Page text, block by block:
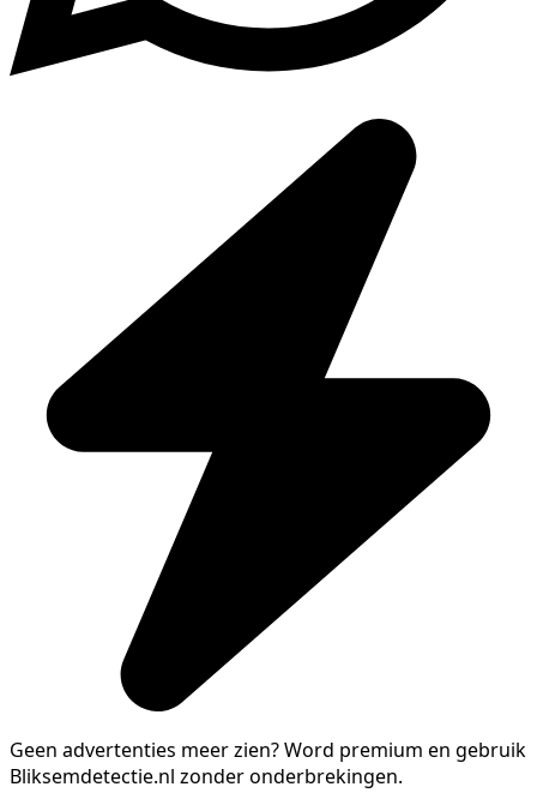
Geen advertenties meer zien?Word premium en gebruik
Bliksemdetectie.nl zonder onderbrekingen.